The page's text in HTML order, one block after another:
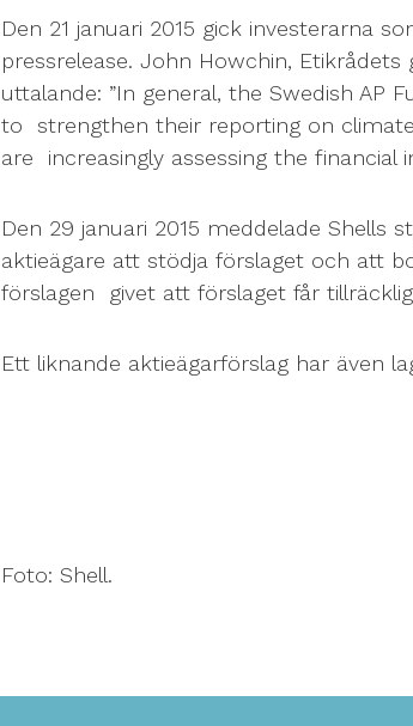
Den 21 januari 2015 gick investerarna
pressrelease. John Howchin,
uttalande: ”In general, the Swedish AP
to strengthen their reporting on
are increasingly assessing the financial
Den 29 januari 2015 meddelade Shells
aktieägare att stödja förslaget och att
förslagen givet att förslaget får
Ett liknande aktieägarförslag har även
Foto: Shell.